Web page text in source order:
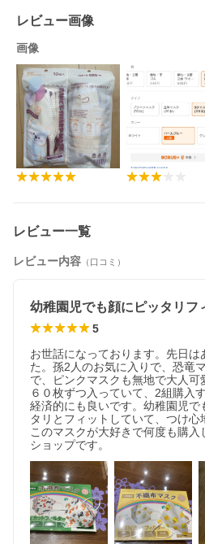
レビュー画像
画像
レビュー一覧
レビュー内容 （口コミ）
幼稚園児でも顔にピッタリフ
5
お世話になっております。先日は
た。孫2人のお気に入りで、恐竜
で、ピンクマスクも無地で大人可
６０枚ずつ入っていて、2組購入
経済的にも良いです。幼稚園児で
タリとフィットしていて、つけ心
このマスクが大好きで何度も購入
ショップです。